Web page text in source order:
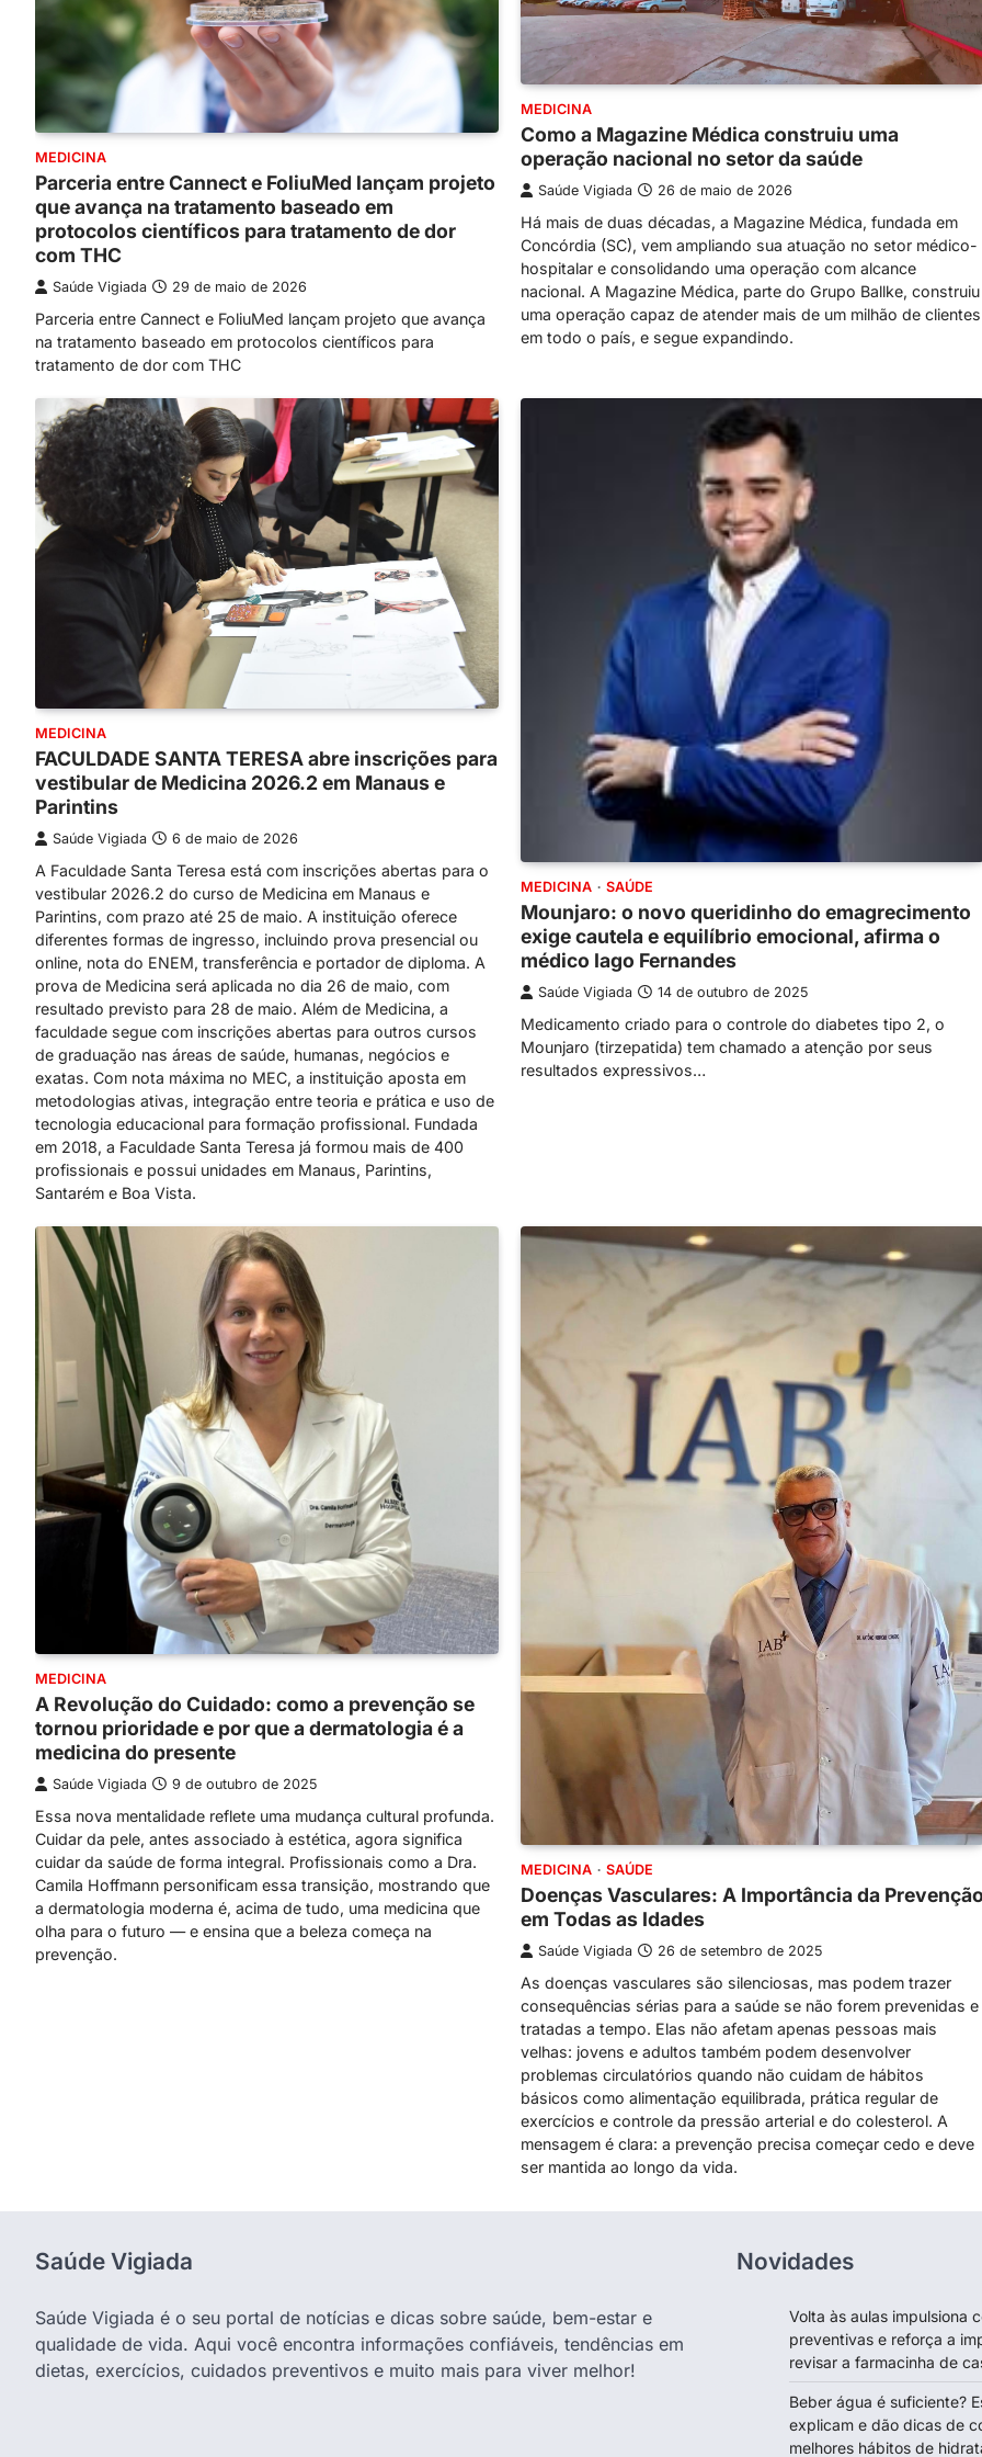
MEDICINA
Parceria entre Cannect e FoliuMed lançam projeto
que avança na tratamento baseado em
protocolos científicos para tratamento de dor
com THC
Saúde Vigiada 29 de maio de 2026
Parceria entre Cannect e FoliuMed lançam projeto que avança
na tratamento baseado em protocolos científicos para
tratamento de dor com THC
MEDICINA
Como a Magazine Médica construiu uma
operação nacional no setor da saúde
Saúde Vigiada 26 de maio de 2026
Há mais de duas décadas, a Magazine Médica, fundada em
Concórdia (SC), vem ampliando sua atuação no setor médico-
hospitalar e consolidando uma operação com alcance
nacional. A Magazine Médica, parte do Grupo Ballke, construiu
uma operação capaz de atender mais de um milhão de clientes
em todo o país, e segue expandindo.
MEDICINA
FACULDADE SANTA TERESA abre inscrições para
vestibular de Medicina 2026.2 em Manaus e
Parintins
Saúde Vigiada 6 de maio de 2026
A Faculdade Santa Teresa está com inscrições abertas para o
vestibular 2026.2 do curso de Medicina em Manaus e
Parintins, com prazo até 25 de maio. A instituição oferece
diferentes formas de ingresso, incluindo prova presencial ou
online, nota do ENEM, transferência e portador de diploma. A
prova de Medicina será aplicada no dia 26 de maio, com
resultado previsto para 28 de maio. Além de Medicina, a
faculdade segue com inscrições abertas para outros cursos
de graduação nas áreas de saúde, humanas, negócios e
exatas. Com nota máxima no MEC, a instituição aposta em
metodologias ativas, integração entre teoria e prática e uso de
tecnologia educacional para formação profissional. Fundada
em 2018, a Faculdade Santa Teresa já formou mais de 400
profissionais e possui unidades em Manaus, Parintins,
Santarém e Boa Vista.
MEDICINA SAÚDE
Mounjaro: o novo queridinho do emagrecimento
exige cautela e equilíbrio emocional, afirma o
médico Iago Fernandes
Saúde Vigiada 14 de outubro de 2025
Medicamento criado para o controle do diabetes tipo 2, o
Mounjaro (tirzepatida) tem chamado a atenção por seus
resultados expressivos…
MEDICINA
A Revolução do Cuidado: como a prevenção se
tornou prioridade e por que a dermatologia é a
medicina do presente
Saúde Vigiada 9 de outubro de 2025
Essa nova mentalidade reflete uma mudança cultural profunda.
Cuidar da pele, antes associado à estética, agora significa
cuidar da saúde de forma integral. Profissionais como a Dra.
Camila Hoffmann personificam essa transição, mostrando que
a dermatologia moderna é, acima de tudo, uma medicina que
olha para o futuro — e ensina que a beleza começa na
prevenção.
MEDICINA SAÚDE
Doenças Vasculares: A Importância da
em Todas as Idades
Saúde Vigiada 26 de setembro de 2025
As doenças vasculares são silenciosas, mas podem trazer
consequências sérias para a saúde se não forem prevenidas e
tratadas a tempo. Elas não afetam apenas pessoas mais
velhas: jovens e adultos também podem desenvolver
problemas circulatórios quando não cuidam de hábitos
básicos como alimentação equilibrada, prática regular de
exercícios e controle da pressão arterial e do colesterol. A
mensagem é clara: a prevenção precisa começar cedo e deve
ser mantida ao longo da vida.
Saúde Vigiada
Saúde Vigiada é o seu portal de notícias e dicas sobre saúde, bem-estar e
qualidade de vida. Aqui você encontra informações confiáveis, tendências em
dietas, exercícios, cuidados preventivos e muito mais para viver melhor!
Novidades
Volta às aulas impulsiona
preventivas e reforça a
revisar a farmacinha de
Beber água é suficiente?
explicam e dão dicas de
melhores hábitos de